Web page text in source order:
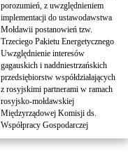
porozumień, z uwzględnieniem
implementacji do ustawodawstwa
Mołdawii postanowień tzw.
Trzeciego Pakietu Energetycznego
Uwzględnienie interesów
gagauskich i naddniestrzańskich
przedsiębiorstw współdziałających
z rosyjskimi partnerami w ramach
rosyjsko-mołdawskiej
Międzyrządowej Komisji ds.
Współpracy Gospodarczej